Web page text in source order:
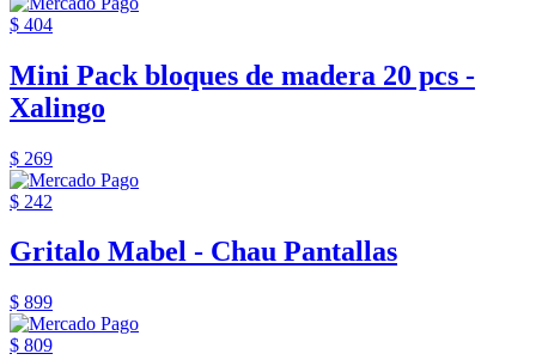
$ 404
Mini Pack bloques de madera 20 pcs -
Xalingo
$ 269
$ 242
Gritalo Mabel - Chau Pantallas
$ 899
$ 809